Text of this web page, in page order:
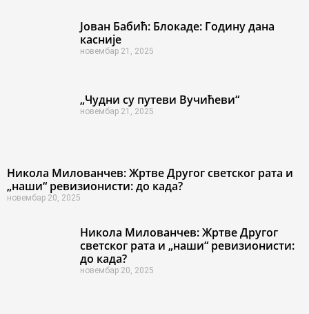
Јован Бабић: Блокаде: Годину дана
касније
новембар 21, 2025
„Чудни су путеви Вучићеви“
новембар 21, 2025
Никола Милованчев: Жртве Другог светског рата и
„наши“ ревизионисти: до када?
новембар 20, 2025
Никола Милованчев: Жртве Другог
светског рата и „наши“ ревизионисти:
до када?
новембар 20, 2025